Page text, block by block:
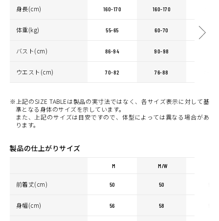
身長(cm) 160-170 160-170
体重(kg) 55-65 60-70 60-70
バスト(cm) 86-94 90-98
ウエスト(cm) 70-82 76-88
※上記のSIZE TABLEは製品の実寸法ではなく、各サイズ表示に対して基
準となる身体のサイズを示しています。
また、上記のサイズは目安ですので、体型によっては異なる場合があ
ります。
製品の仕上がりサイズ
M M/W
前着丈(cm) 50 50
身幅(cm) 56 58